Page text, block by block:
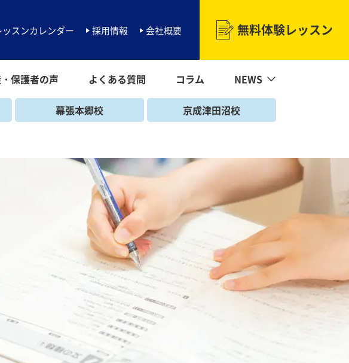
ッスンカレンダー 採用情報 会社概要 無料体験レッスン
保護者の声 よくある質問 コラム
NEWS
NEWS一覧
海浜幕張校
マーガレットNEWS
北習志野校
勝田台校
幕張本郷校
京成津田沼校
二和向台校
幕張本郷校
京成津田沼校